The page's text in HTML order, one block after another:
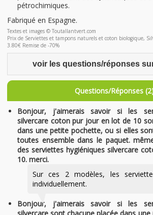
pétrochimiques.
Fabriqué en Espagne.
Textes et images © Toutallantvert.com
Prix de Serviettes et tampons naturels et coton biologique,
3.80€ Remise de -70%
voir les questions/réponses
Questions/Réponses
Bonjour, j'aimerais savoir si les
silvercare coton pur jour en lot de 10
dans une petite pochette, ou si elles
toutes ensemble dans le paquet.
des serviettes hygiéniques silvercare
10. merci.
Sur ces 2 modèles, les
individuellement.
Bonjour, j'aimerais savoir si les